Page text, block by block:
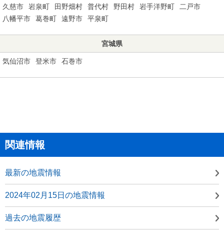
久慈市 岩泉町 田野畑村 普代村 野田村 岩手洋野町
二戸市
八幡平市
葛巻町 遠野市 平泉町
宮城県
気仙沼市 登米市 石巻市
関連情報
最新の地震情報
2024年02月15日の地震情報
過去の地震履歴